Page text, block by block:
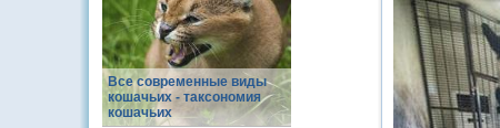
Все современные виды
кошачьих - таксономия
кошачьих